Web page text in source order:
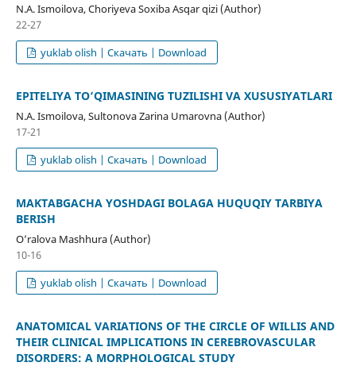
N.A. Ismoilova, Choriyeva Soxiba Asqar qizi (Author)
22-27
yuklab olish | Скачать | Download
EPITELIYA TO‘QIMASINING TUZILISHI VA XUSUSIYATLARI
N.A. Ismoilova, Sultonova Zarina Umarovna (Author)
17-21
yuklab olish | Скачать | Download
MAKTABGACHA YOSHDAGI BOLAGA HUQUQIY TARBIYA
BERISH
O’ralova Mashhura (Author)
10-16
yuklab olish | Скачать | Download
ANATOMICAL VARIATIONS OF THE CIRCLE OF WILLIS AND
THEIR CLINICAL IMPLICATIONS IN CEREBROVASCULAR
DISORDERS: A MORPHOLOGICAL STUDY